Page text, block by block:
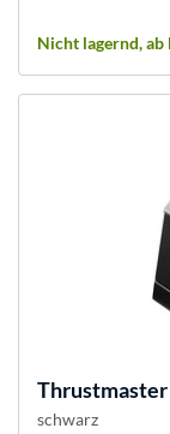
Nicht lagernd,
Thrustmaster
schwarz